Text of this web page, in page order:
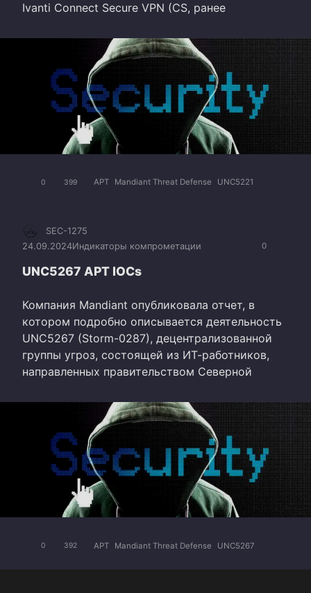
Ivanti Connect Secure VPN (CS, ранее
0 399 APT Mandiant Threat Defense UNC5221
0
SEC-1275
24.09.2024Индикаторы компрометации
UNC5267 APT IOCs
Компания Mandiant опубликовала отчет, в
котором подробно описывается деятельность
UNC5267 (Storm-0287), децентрализованной
группы угроз, состоящей из ИТ-работников,
направленных правительством Северной
0 392 APT Mandiant Threat Defense UNC5267